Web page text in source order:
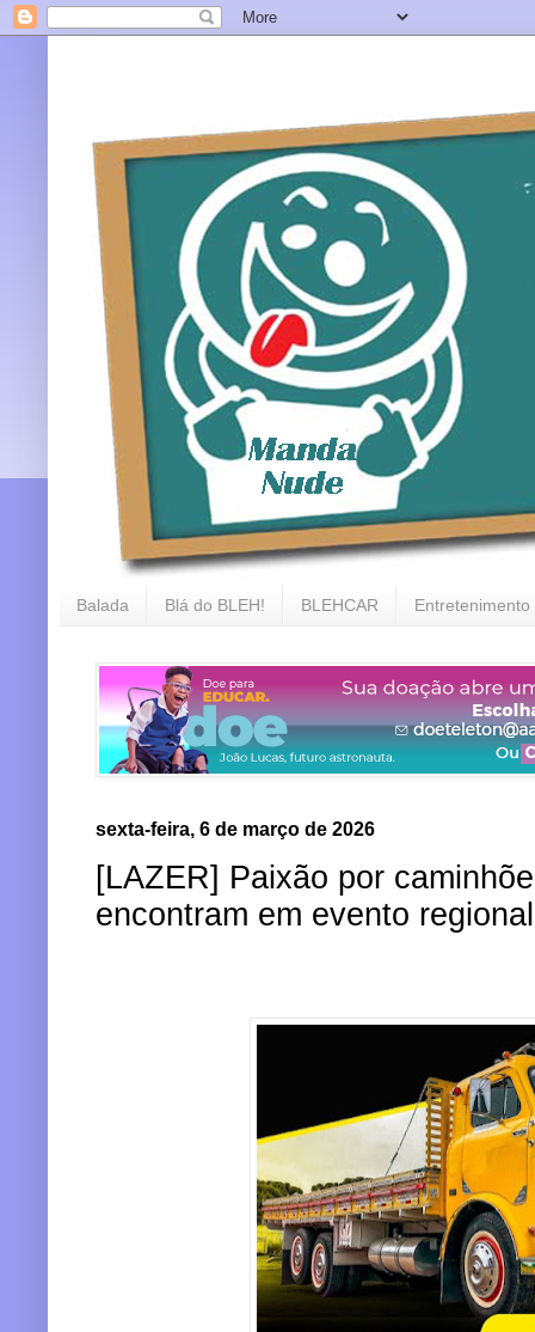
Balada Blá do BLEH! BLEHCAR Entretenimento
sexta-feira, 6 de março de 2026
[LAZER] Paixão por
encontram em evento regional